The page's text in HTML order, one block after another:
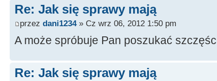
Re: Jak się sprawy mają
przez dani1234» Cz wrz 06, 2012 1:50 pm
A może spróbuje Pan poszukać
Re: Jak się sprawy mają